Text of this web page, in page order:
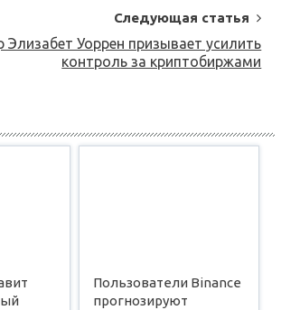
Следующая статья
Элизабет Уоррен призывает усилить
контроль за криптобиржами
Пользователи Binance
прогнозируют